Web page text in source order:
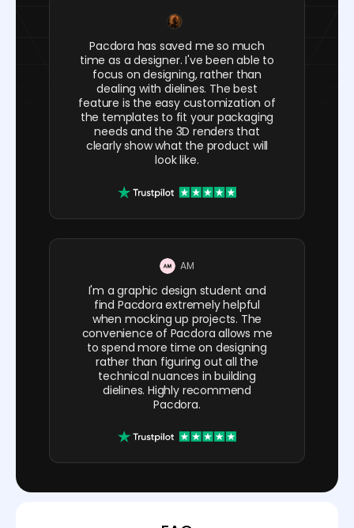
Pacdora has saved me so much
time as a designer. I've been able to
focus on designing, rather than
dealing with dielines. The best
feature is the easy customization of
the templates to fit your packaging
needs and the 3D renders that
clearly show what the product will
look like.
AM
I'm a graphic design student and
find Pacdora extremely helpful
when mocking up projects. The
convenience of Pacdora allows me
to spend more time on designing
rather than figuring out all the
technical nuances in building
dielines. Highly recommend
Pacdora.